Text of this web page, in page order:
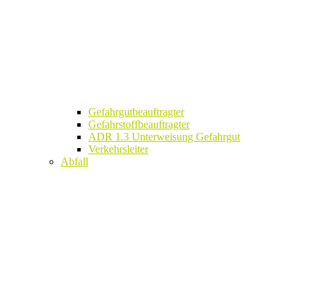
Gefahrgutbeauftragter
Gefahrstoffbeauftragter
ADR 1.3 Unterweisung Gefahrgut
Verkehrsleiter
Abfall